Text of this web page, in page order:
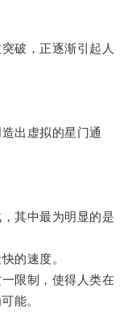
破，正逐渐引起人
出虚拟的星门通
其中最为明显的是
的速度。
限制，使得人类在
能。